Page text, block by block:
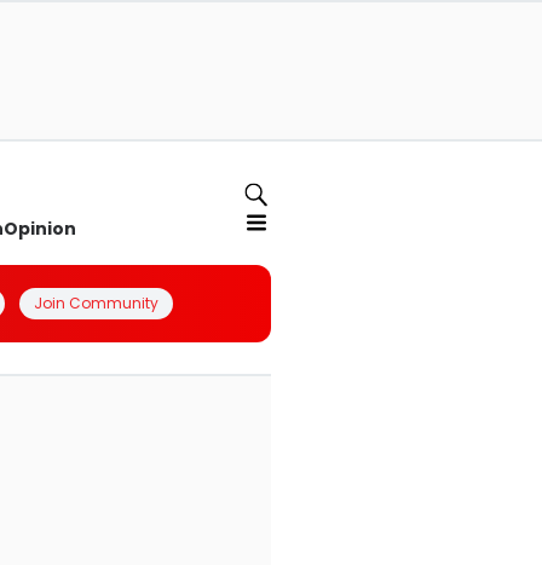
Opinion
Join Community